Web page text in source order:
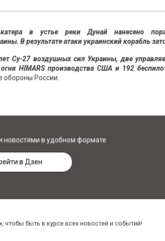
в устье реки Дунай нанесено
В результате атаки украинский корабль
Су-27 воздушных сил Украины, две
HIMARS производства США и 192
обороны России.
новостями в удобном формате
в Дзен
, чтобы быть в курсе всех новостей и событий!